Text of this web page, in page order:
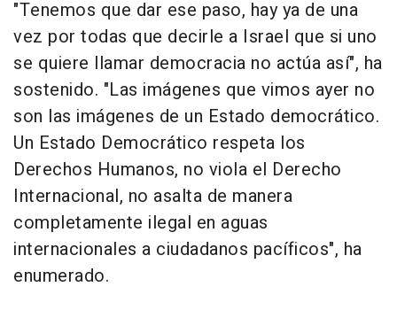
"Tenemos que dar ese paso, hay ya de una
vez por todas que decirle a Israel que si uno
se quiere llamar democracia no actúa así", ha
sostenido. "Las imágenes que vimos ayer no
son las imágenes de un Estado democrático.
Un Estado Democrático respeta los
Derechos Humanos, no viola el Derecho
Internacional, no asalta de manera
completamente ilegal en aguas
internacionales a ciudadanos pacíficos", ha
enumerado.